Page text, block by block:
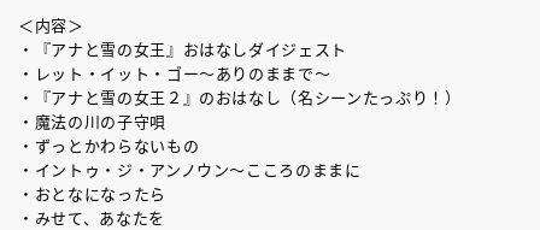
＜内容＞
・『アナと雪の女王』おはなしダイジェスト
・レット・イット・ゴー～ありのままで～
・『アナと雪の女王２』のおはなし（名シーンたっぷり！）
・魔法の川の子守唄
・ずっとかわらないもの
・イントゥ・ジ・アンノウン～こころのままに
・おとなになったら
・みせて、あなたを